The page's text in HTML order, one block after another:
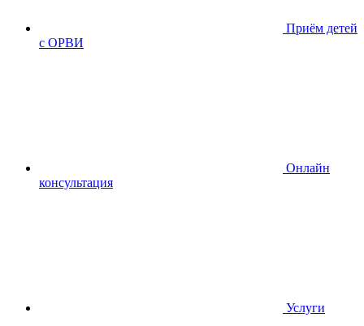
Приём детей
с ОРВИ
Онлайн
консультация
Услуги